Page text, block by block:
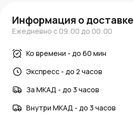
Информация о доставке
Ежедневно с 09:00 до 00:00
Ко времени - до 60 мин
Экспресс - до 2 часов
За МКАД - до 3 часов
Внутри МКАД - до 3 часов